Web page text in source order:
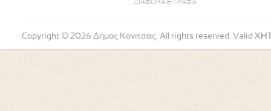
ΔΙΑΦΟΡΑ ΕΓΓΡΑΦΑ
Copyright © 2026 Δήμος Κόνιτσας. All rights reserved. Valid